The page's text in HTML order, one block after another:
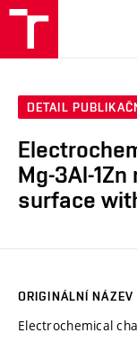
DETAIL
Mg-3Al-
surface
ORIGINÁLNÍ NÁZEV
Electrochemical